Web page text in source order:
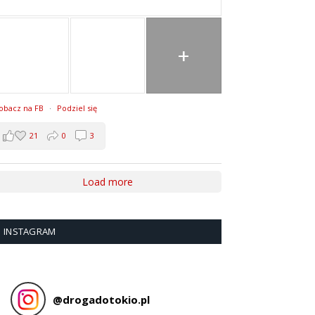
+
na FB · Podziel się
21 0 3
Load more
INSTAGRAM
@drogadotokio.pl